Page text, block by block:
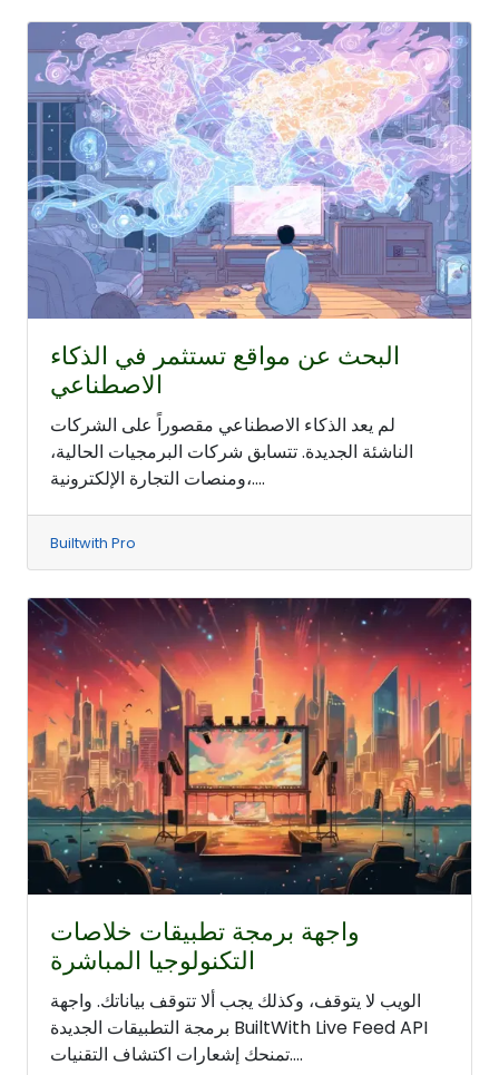
البحث عن مواقع تستثمر في الذكاء
الاصطناعي
لم يعد الذكاء الاصطناعي مقصوراً على الشركات
الناشئة الجديدة. تتسابق شركات البرمجيات الحالية،
ومنصات التجارة الإلكترونية،....
Builtwith Pro
واجهة برمجة تطبيقات خلاصات
التكنولوجيا المباشرة
الويب لا يتوقف، وكذلك يجب ألا تتوقف بياناتك. واجهة
برمجة التطبيقات الجديدة BuiltWith Live Feed API
تمنحك إشعارات اكتشاف التقنيات....